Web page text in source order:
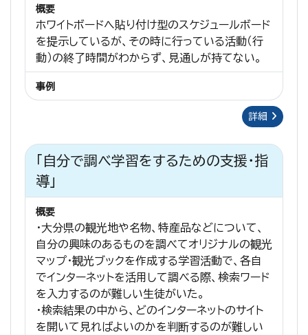
概要
ホワイトボードへ貼り付け型のスケジュールボード
を提示しているが、その時に行っている活動（行
動）の終了時間がわからず、見通しが持てない。
事例
詳細
「自分で調べ学習をするための支援・指
導」
概要
・大分県の観光地や名物、特産品などについて、
自分の興味のあるものを調べてオリジナルの観光
マップ・観光ブックを作成する学習活動で、各自
でインターネットを活用して調べる際、検索ワード
を入力するのが難しい生徒がいた。
・検索結果の中から、どのインターネットのサイト
を開いて見ればよいのかを判断するのが難しい